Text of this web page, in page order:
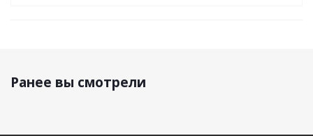
Ранее вы смотрели